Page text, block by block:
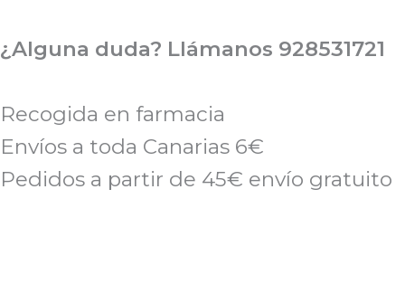
al
¿Alguna duda? Llámanos 928531721
Recogida en farmacia
Envíos a toda Canarias 6€
Pedidos a partir de 45€ envío gratuito